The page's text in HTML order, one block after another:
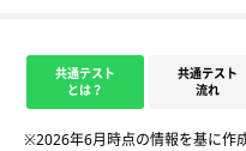
共通テスト
とは？
共通テスト
流れ
※2026年6月時点の情報を基に作